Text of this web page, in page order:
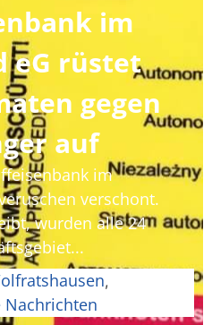
im
eG rüstet
gegen
auf
im
verschont.
wurden alle 24
,
Nachrichten